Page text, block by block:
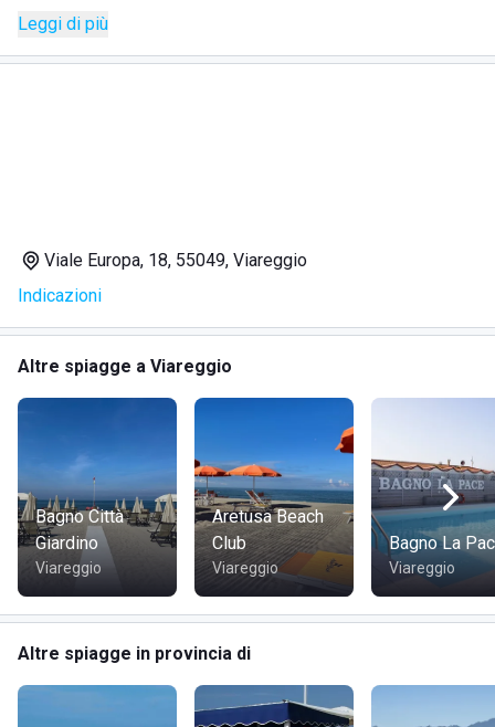
all'insegna del comfort e del divertimento. Ideale per le
famiglie, il lido dispone di un'area giochi dedicata ai più
SERVIZI
Ombrelloni, lettini, sdraio, sedie da regista
Area giochi per bambini
Piscina
Campetto da beach volley
Bar sulla spiaggia
Ristorante fronte mare
DOVE SI TROVA IL LIDO BAGNO CATERINA
Illido Bagno Caterinaè situato sul Lungomare, in viale
Europa 18, a circa 2,7 km dal centro di Viareggio, nella
provincia di Lucca, Toscana. La zona è rinomata per la sua
bellezza naturale e offre ai visitatori una vista sul magnifico
Leggi di più
Viale Europa, 18, 55049, Viareggio
Indicazioni
Altre spiagge a Viareggio
Bagno Città
Giardino
Viareggio
Aretusa Beach
Club
Viareggio
Bagno La
Viareggio
Altre spiagge in provincia di